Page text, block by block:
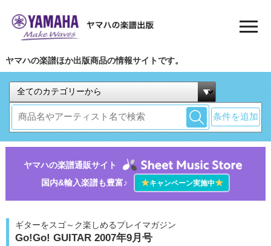
ヤマハの楽譜ほか出版商品の情報サイトです。
条件を追加
ヤマハの楽譜通販サイト
国内&輸入楽譜も豊富♪
★キャンペーン実施中★
ギターをスゴ～ク楽しめるプレイマガジン
Go!Go! GUITAR 2007年9月号